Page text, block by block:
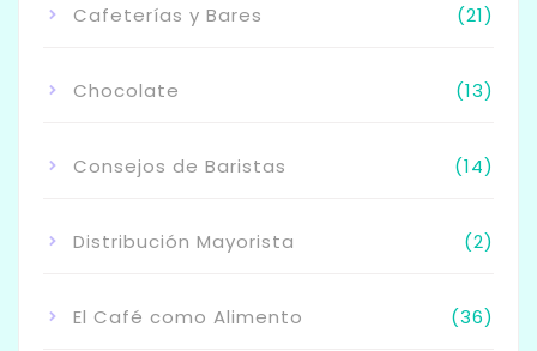
Cafeterías y Bares (21)
Chocolate (13)
Consejos de Baristas (14)
Distribución Mayorista (2)
El Café como Alimento (36)